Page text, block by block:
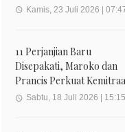
Kamis, 23 Juli 2026 |
11 Perjanjian Baru
Disepakati, Maroko dan
Prancis Perkuat
Sabtu, 18 Juli 2026 | 15:15